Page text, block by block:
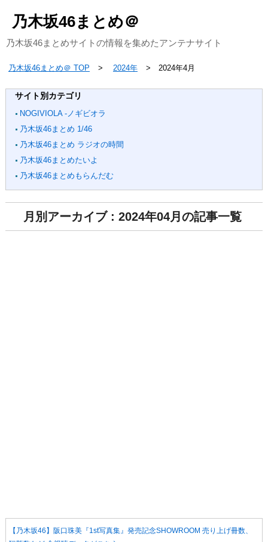
乃木坂46まとめ＠
乃木坂46まとめサイトの情報を集めたアンテナサイト
乃木坂46まとめ＠ TOP 2024年 2024年4月
サイト別カテゴリ
NOGIVIOLA -ノギビオラ
乃木坂46まとめ 1/46
乃木坂46まとめ ラジオの時間
乃木坂46まとめたいよ
乃木坂46まとめもらんだむ
月別アーカイブ : 2024年04月の記事一覧
【乃木坂46】阪口珠美『1st写真集』発売記念SHOWROOM 売り上げ冊数、